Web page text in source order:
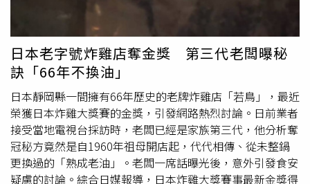
短、容易報廢及人力安排等因素影響，才會經常處於缺貨狀
態。也難怪許多網友笑稱，SUBWAY濃湯已經從配餐商品，
變成需要靠運氣才能遇到的「隱藏版傳說美食」。
例病例，主要分布於美洲，以巴西、玻利維亞及哥倫比亞等
國病例數為多；亞洲鄰近國家越南、馬來西亞及斯里蘭卡等
國近期疫情上升，且越南、斯里蘭卡、寮國、柬埔寨、馬爾
地夫及東帝汶等國今年病例數高於去年同期。疾管署說明，
由於登革熱病媒蚊吸血後需要找尋水源產卵，幼蟲（孑孓）
和蛹皆在水中活動，請民眾應主動進行室內及戶外環境巡
檢，落實「巡、倒、清、刷」，清除不必要的器物，仍需使
用之容器應定期刷洗並於使用後倒置；降雨過後請務必再次
巡視住家週遭環境及家戶內是否有積水處，將積水倒掉，沒
有孳生源就沒有病媒蚊，以降低登革熱等蚊媒傳播疾病感染
風險。疾管署提醒，鄰近之東南亞／南亞登革熱疫情持續，
日本老字號炸雞店奪金獎 第三代老闆曝秘
訣「66年不換油」
日本靜岡縣一間擁有66年歷史的老牌炸雞店「若鳥」，最近
榮獲日本炸雞大獎賽的金獎，引發網路熱烈討論。日前業者
接受當地電視台採訪時，老闆已經是家族第三代，他分析奪
冠秘方竟然是自1960年祖母開店起，代代相傳、從未整鍋
更換過的「熟成老油」。老闆一席話曝光後，意外引發食安
疑慮的討論。綜合日媒報導，日本炸雞大獎賽事最新金獎得